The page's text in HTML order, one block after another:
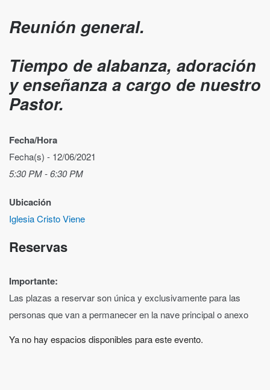
Reunión general.
Tiempo de alabanza, adoración
y enseñanza a cargo de nuestro
Pastor.
Fecha/Hora
Fecha(s) - 12/06/2021
5:30 PM - 6:30 PM
Ubicación
Iglesia Cristo Viene
Reservas
Importante:
Las plazas a reservar son única y exclusivamente para las
personas que van a permanecer en la nave principal o anexo
Ya no hay espacios disponibles para este evento.